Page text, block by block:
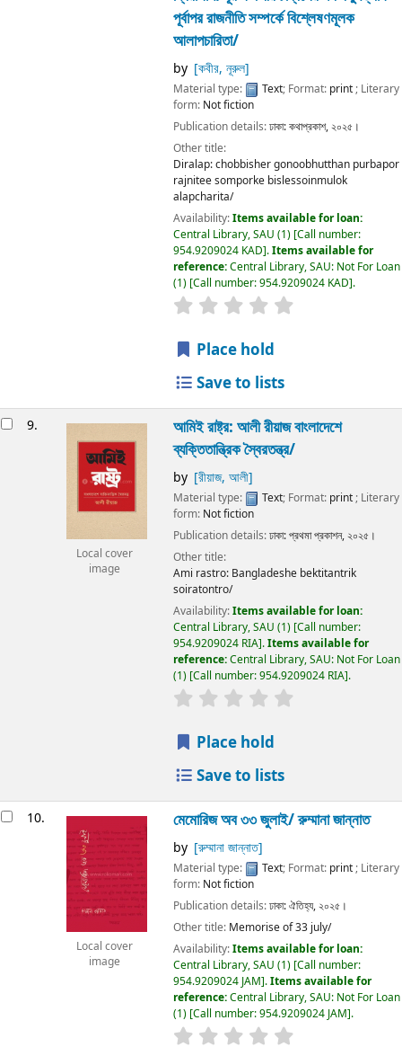
পূর্বাপর রাজনীতি সম্পর্কে বিশ্লেষণমূলক
আলাপচারিতা/
by [কবীর, নূরুল]
Material type: Text; Format: print; Literary
form: Not fiction
Publication details:ঢাকা:কথাপ্রকাশ,২০২৫।
Other title:
Diralap: chobbisher gonoobhutthan purbapor
rajnitee somporke bislessoinmulok
alapcharita/
Availability:Items available for loan:
Central Library, SAU (1) Call number:
954.9209024 KAD .Items available for
reference:Central Library, SAU: Not For Loan
(1) Call number:954.9209024 KAD .
Place hold
Save to lists
9.
Local cover
image
আমিই রাষ্ট্র: আলী রীয়াজবাংলাদেশে
ব্যক্তিতান্ত্রিক স্বৈরতন্ত্র/
by [রীয়াজ, আলী]
Material type: Text; Format: print; Literary
form: Not fiction
Publication details:ঢাকা:প্রথমা প্রকাশন,২০২৫।
Other title:
Ami rastro: Bangladeshe bektitantrik
soiratontro/
Availability:Items available for loan:
Central Library, SAU (1) Call number:
954.9209024 RIA .Items available for
reference:Central Library, SAU: Not For Loan
(1) Call number:954.9209024 RIA .
Place hold
Save to lists
10.
Local cover
image
মেমোরিজ অব ৩৩ জুলাই/রুম্মানা জান্নাত
by [রুম্মানা জান্নাত]
Material type: Text; Format: print; Literary
form: Not fiction
Publication details:ঢাকা:ঐতিহ্য,২০২৫।
Other title: Memorise of 33 july/
Availability:Items available for loan:
Central Library, SAU (1) Call number:
954.9209024 JAM .Items available for
reference:Central Library, SAU: Not For Loan
(1) Call number:954.9209024 JAM .